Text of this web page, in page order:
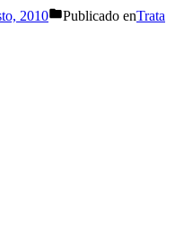
2010 Publicado enTrata